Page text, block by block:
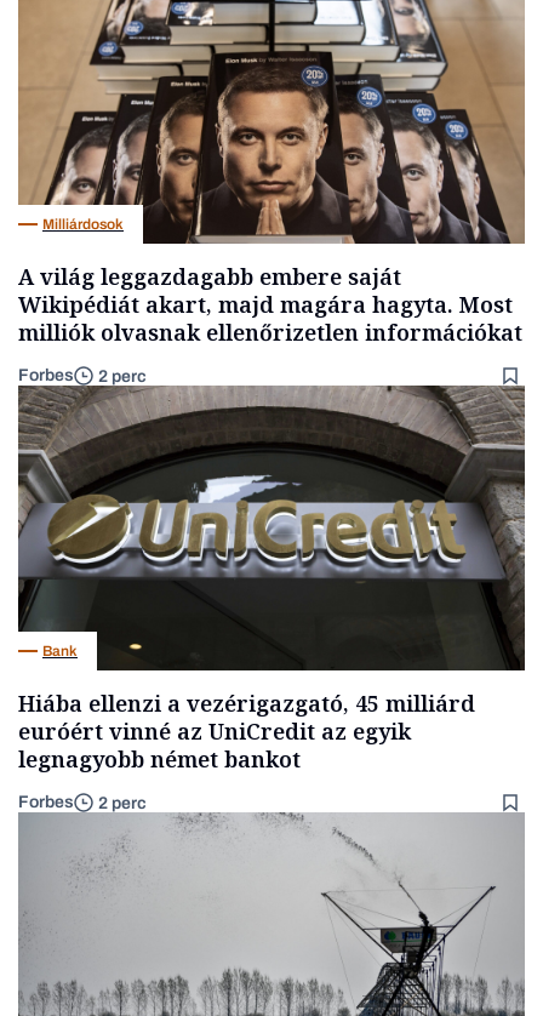
Milliárdosok
A világ leggazdagabb embere saját
Wikipédiát akart, majd magára hagyta. Most
milliók olvasnak ellenőrizetlen információkat
Forbes 2 perc
Bank
Hiába ellenzi a vezérigazgató, 45 milliárd
euróért vinné az UniCredit az egyik
legnagyobb német bankot
Forbes 2 perc